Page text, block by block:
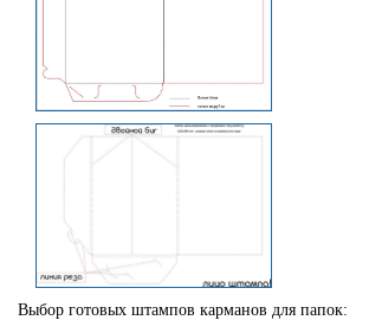
Выбор готовых штампов карманов для папок: